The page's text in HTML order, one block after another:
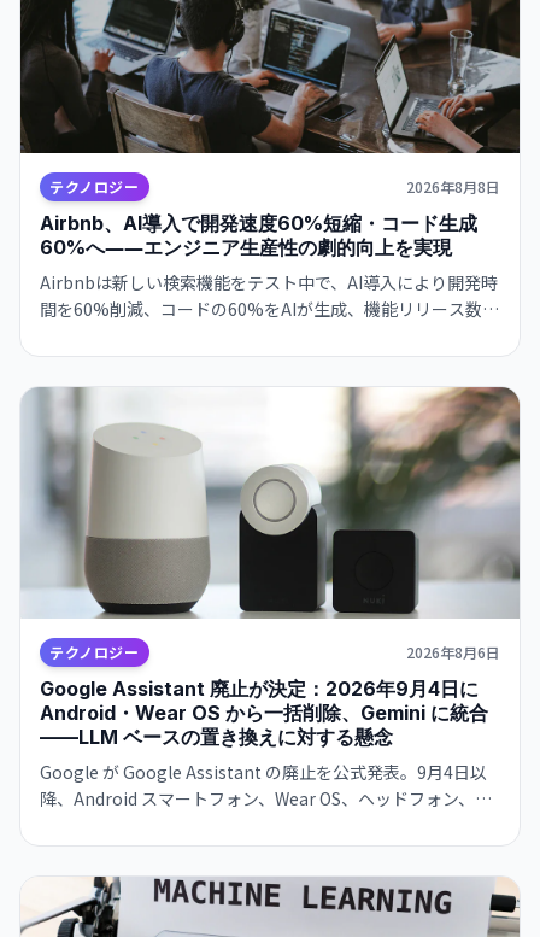
テクノロジー 2026年8月8日
Airbnb、AI導入で開発速度60%短縮・コード生成
60%へ――エンジニア生産性の劇的向上を実現
Airbnbは新しい検索機能をテスト中で、AI導入により開発時
間を60%削減、コードの60%をAIが生成、機能リリース数が
テクノロジー 2026年8月6日
Google Assistant 廃止が決定：2026年9月4日に
Android・Wear OS から一括削除、Gemini に統合
——LLM ベースの置き換えに対する懸念
Google が Google Assistant の廃止を公式発表。9月4日以
降、Android スマートフォン、Wear OS、ヘッドフォン、
ぐが、確率ベースの LLM への移行に対する信頼性の懸念が
浮上。